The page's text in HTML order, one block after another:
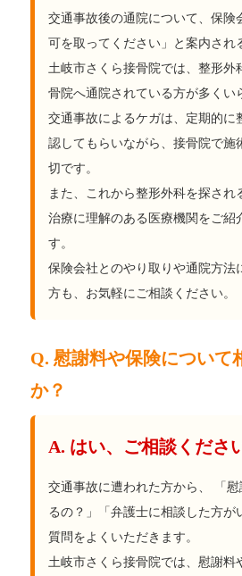
交通事故後の通院について、保険
可を取ってください」と案内され
土岐市さくら接骨院では、整形外
骨院へ通院されている方が多くい
交通事故によるケガは、定期的に
認してもらいながら、接骨院で施
切です。
また、これから整形外科を探され
治療に理解のある医療機関をご紹
す。
保険会社とのやり取りや通院方法
方も、お気軽にご相談ください。
Q. 慰謝料や保険について
か？
A. はい、ご相談くださ
交通事故に遭われた方から、 「慰
るの？」「弁護士に相談した方が
質問をよくいただきます。
土岐市さくら接骨院では、慰謝料